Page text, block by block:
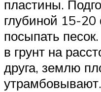
пластины.
глубиной 15-20
посыпать
в грунт на
друга, землю